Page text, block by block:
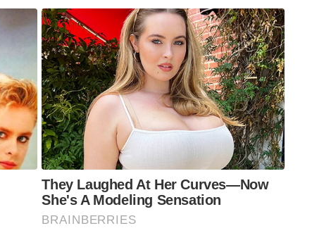
They Laughed At Her Curves—Now
She's A Modeling Sensation
BRAINBERRIES